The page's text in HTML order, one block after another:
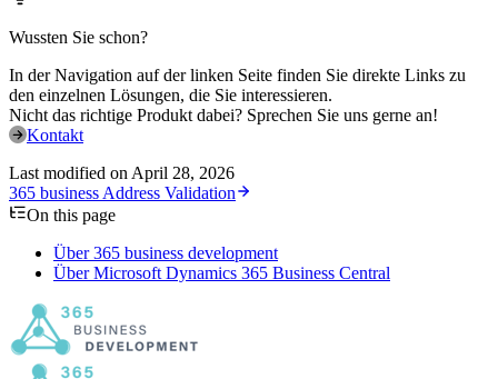
Wussten Sie schon?
In der Navigation auf der linken Seite finden Sie direkte Links zu
den einzelnen Lösungen, die Sie interessieren.
Nicht das richtige Produkt dabei? Sprechen Sie uns gerne an!
Kontakt
Last modified on April 28, 2026
365 business Address Validation
On this page
Über 365 business development
Über Microsoft Dynamics 365 Business Central